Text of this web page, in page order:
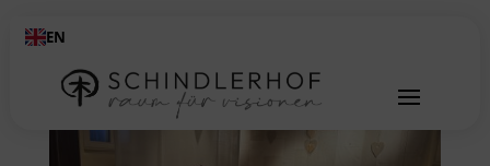
EN